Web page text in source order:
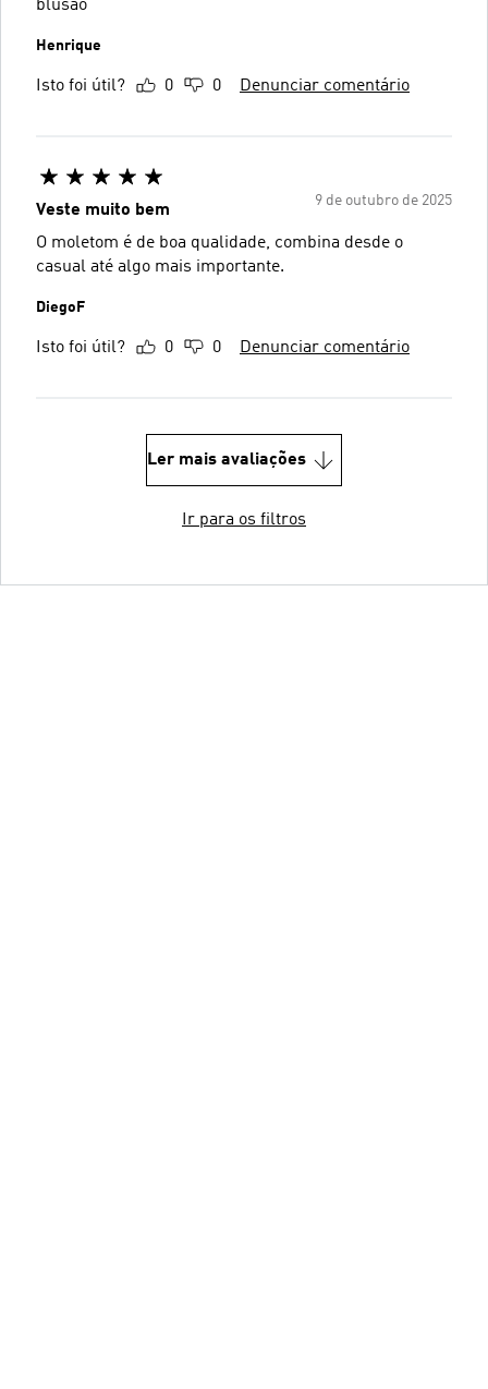
blusão
Henrique
Isto foi útil? 0 0 Denunciar comentário
9 de outubro de 2025
Veste muito bem
O moletom é de boa qualidade, combina desde o
casual até algo mais importante.
DiegoF
Isto foi útil? 0 0 Denunciar comentário
Ler mais avaliações
Ir para os filtros